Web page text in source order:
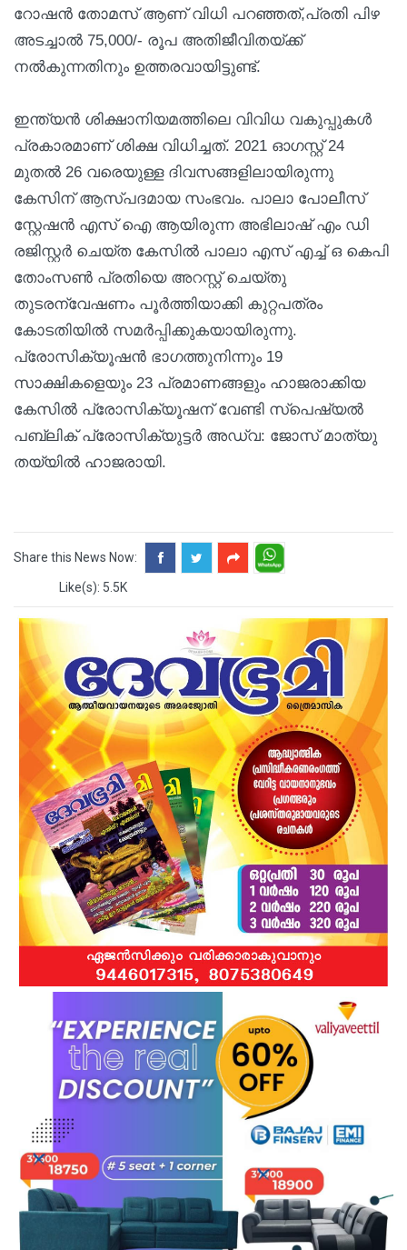
റോഷൻ തോമസ് ആണ് വിധി പറഞ്ഞത്,പ്രതി പിഴ
അടച്ചാൽ 75,000/- രൂപ അതിജീവിതയ്ക്ക്
നൽകുന്നതിനും ഉത്തരവായിട്ടുണ്ട്.
ഇന്ത്യൻ ശിക്ഷാനിയമത്തിലെ വിവിധ വകുപ്പുകൾ
പ്രകാരമാണ് ശിക്ഷ വിധിച്ചത്. 2021 ഓഗസ്റ്റ് 24
മുതൽ 26 വരെയുള്ള ദിവസങ്ങളിലായിരുന്നു
കേസിന് ആസ്പദമായ സംഭവം. പാലാ പോലീസ്
സ്റ്റേഷൻ എസ് ഐ ആയിരുന്ന അഭിലാഷ് എം ഡി
രജിസ്റ്റർ ചെയ്ത കേസിൽ പാലാ എസ് എച്ച് ഒ കെപി
തോംസൺ പ്രതിയെ അറസ്റ്റ് ചെയ്തു
തുടരന്വേഷണം പൂർത്തിയാക്കി കുറ്റപത്രം
കോടതിയിൽ സമർപ്പിക്കുകയായിരുന്നു.
പ്രോസിക്യൂഷൻ ഭാഗത്തുനിന്നും 19
സാക്ഷികളെയും 23 പ്രമാണങ്ങളും ഹാജരാക്കിയ
കേസിൽ പ്രോസിക്യൂഷന് വേണ്ടി സ്പെഷ്യൽ
പബ്ലിക് പ്രോസിക്യുട്ടർ അഡ്വ: ജോസ് മാത്യു
തയ്യിൽ ഹാജരായി.
Share this News Now:
Like(s): 5.5K